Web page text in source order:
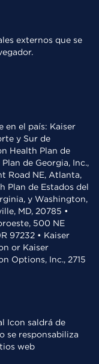
externos que se
en el país: Kaiser
y Sur de
Health Plan de
de Georgia, Inc.,
Road NE, Atlanta,
Plan de Estados del
y Washington,
MD, 20785 •
500 NE
97232 • Kaiser
or Kaiser
Options, Inc., 2715
saldrá de
se responsabiliza
web